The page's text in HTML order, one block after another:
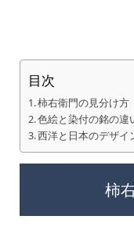
目次
柿右衛門の見分け方
色絵と染付の銘の違
西洋と日本のデザイ
柿